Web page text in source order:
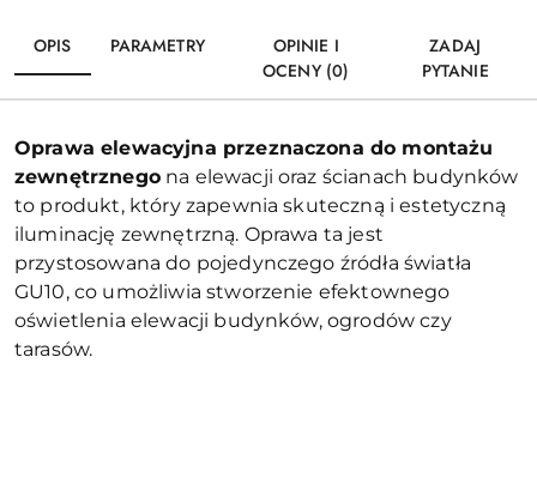
OPIS PARAMETRY
OPINIE I
OCENY (0)
ZADAJ
PYTANIE
Oprawa elewacyjna przeznaczona do montażu
zewnętrznegona elewacji oraz ścianach budynków
to produkt, który zapewnia skuteczną i estetyczną
iluminację zewnętrzną. Oprawa ta jest
przystosowana do pojedynczego źródła światła
GU10, co umożliwia stworzenie efektownego
oświetlenia elewacji budynków, ogrodów czy
tarasów.